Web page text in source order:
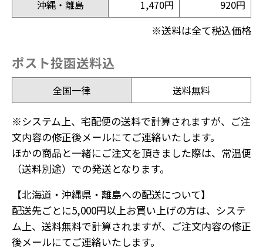
沖縄・離島
1,470円 920円
※送料は全て税込価格
ポスト投函送料込
全国一律 送料無料
※システム上、宅配便の送料で計算されますが、ご注
文内容の修正後メールにてご連絡いたします。
ほかの商品と一緒にご注文を頂きました際は、常温便
（送料別途）での発送となります。
【北海道・沖縄県・離島への配送について】
配送先ごとに5,000円以上お買い上げの方は、システ
ム上、送料無料で計算されますが、ご注文内容の修正
後メールにてご連絡いたします。